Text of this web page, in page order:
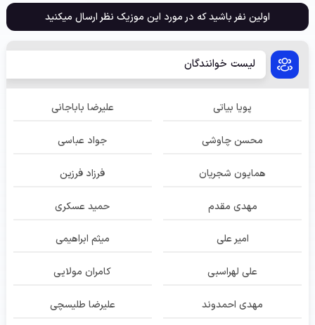
اولین نفر باشید که در مورد این موزیک نظر ارسال میکنید
لیست خوانندگان
پویا بیاتی علیرضا باباجانی
محسن چاوشی جواد عباسی
همایون شجریان فرزاد فرزین
مهدی مقدم حمید عسکری
امیر علی میثم ابراهیمی
علی لهراسبی کامران مولایی
مهدی احمدوند علیرضا طلیسچی